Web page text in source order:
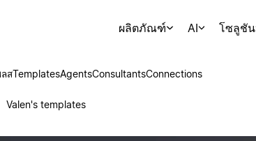
ผลิตภัณฑ์ AI โซลูชัน
สTemplatesAgentsConsultantsConnections
Valen's templates